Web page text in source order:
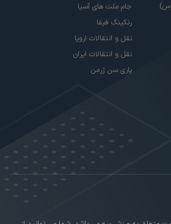
جام ملت های آسیا
رنکینگ فیفا
نقل و انتقالات اروپا
نقل و انتقالات ایران
پاری سن ژرمن